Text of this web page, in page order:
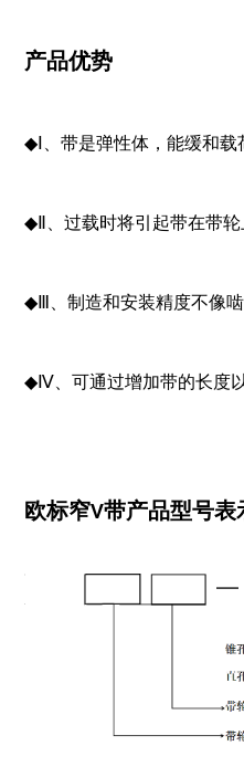
产品优势
◆Ⅰ、带是弹性体，能缓和
◆Ⅱ、过载时将引起带在带
◆Ⅲ、制造和安装精度不像
◆Ⅳ、可通过增加带的长度
欧标窄V带产品型号表